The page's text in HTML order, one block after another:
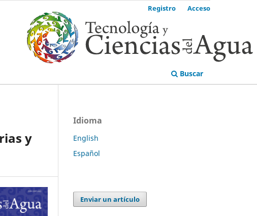
Buscar
Registro Acceso
y
Idioma
English
Español
Enviar un artículo